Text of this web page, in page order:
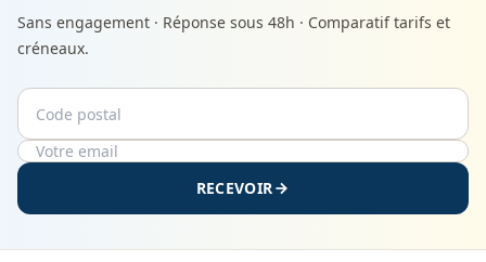
Sans engagement · Réponse sous 48h · Comparatif tarifs et
créneaux.
Code postal
Email
RECEVOIR